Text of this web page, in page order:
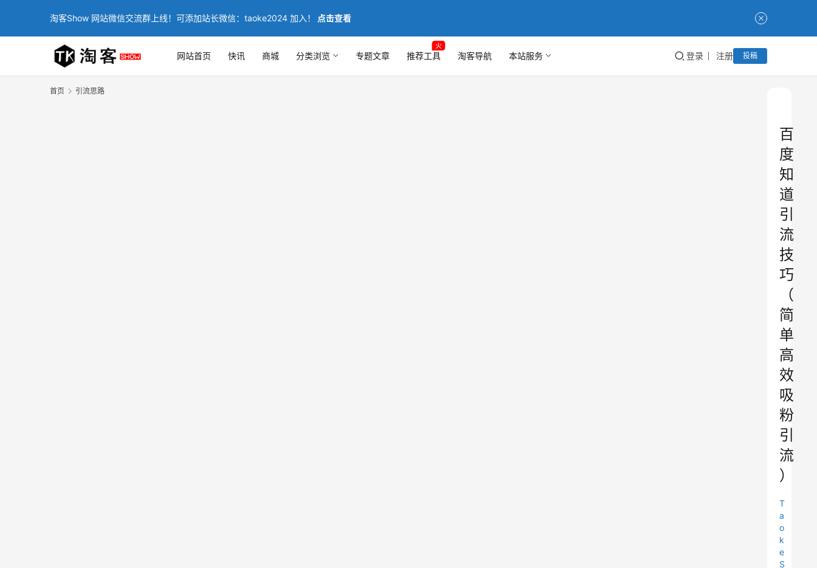
淘客Show 网站微信交流群上线！可添加站长微信：taoke2024 加入！ 点击查看
网站首页 快讯 商城 分类浏览 专题文章 推荐工具
火
淘客导航 本站服务 登录 注册 投稿
首页 引流思路
百
度
知
道
引
流
技
巧
（
简
单
高
效
吸
粉
引
流
）
T
a
o
k
e
S